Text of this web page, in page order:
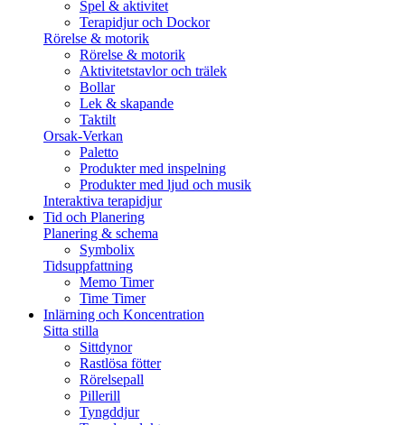
Spel & aktivitet
Terapidjur och Dockor
Rörelse & motorik
Rörelse & motorik
Aktivitetstavlor och trälek
Bollar
Lek & skapande
Taktilt
Orsak-Verkan
Paletto
Produkter med inspelning
Produkter med ljud och musik
Interaktiva terapidjur
Tid och Planering
Planering & schema
Symbolix
Tidsuppfattning
Memo Timer
Time Timer
Inlärning och Koncentration
Sitta stilla
Sittdynor
Rastlösa fötter
Rörelsepall
Pillerill
Tyngddjur